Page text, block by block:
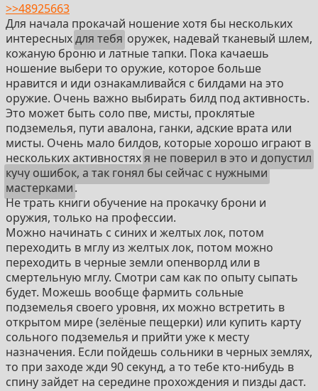
>>48925663
Для начала прокачай ношение хотя бы нескольких
интересныхдля тебя оружек, надевай тканевый шлем,
кожаную броню и латные тапки. Пока качаешь
ношение выбери то оружие, которое больше
нравится и иди ознакамливайся с билдами на это
оружие. Очень важно выбирать билд под активность.
Это может быть соло пве, мисты, проклятые
подземелья, пути авалона, ганки, адские врата или
мисты. Очень мало билдов, которые хорошо играют в
нескольких активностяхя не поверил в это и допустил
кучу ошибок, а так гонял бы сейчас с нужными
мастерками.
Не трать книги обучение на прокачку брони и
оружия, только на профессии.
Можно начинать с синих и желтых лок, потом
переходить в мглу из желтых лок, потом можно
переходить в черные земли опенворлд или в
смертельную мглу. Смотри сам как по опыту сыпать
будет. Можешь вообще фармить сольные
подземелья своего уровня, их можно встретить в
открытом мире (зелёные пещерки) или купить карту
сольного подземелья и прийти уже к месту
назначения. Если пойдешь сольники в черных землях,
то при заходе жди 90 секунд, а то тебе кто-нибудь в
спину зайдет на середине прохождения и пизды даст.